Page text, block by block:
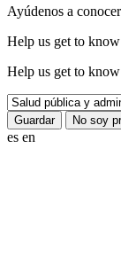
Ayúdenos a
Help us get to
Help us get to
es en